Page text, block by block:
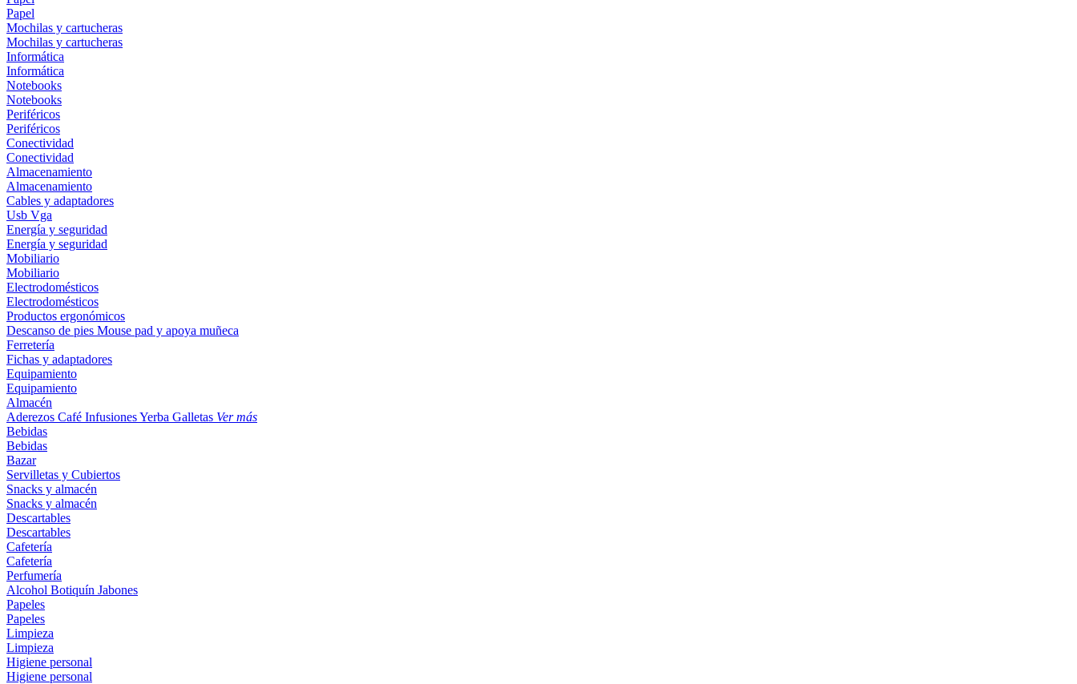
Papel
Mochilas y cartucheras
Mochilas y cartucheras
Informática
Informática
Notebooks
Notebooks
Periféricos
Periféricos
Conectividad
Conectividad
Almacenamiento
Almacenamiento
Cables y adaptadores
Usb Vga
Energía y seguridad
Energía y seguridad
Mobiliario
Mobiliario
Electrodomésticos
Electrodomésticos
Productos ergonómicos
Descanso de pies Mouse pad y apoya muñeca
Ferretería
Fichas y adaptadores
Equipamiento
Equipamiento
Almacén
Aderezos Café InfusionesYerba Galletas Ver más
Bebidas
Bebidas
Bazar
Servilletas y Cubiertos
Snacks y almacén
Snacks y almacén
Descartables
Descartables
Cafetería
Cafetería
Perfumería
Alcohol Botiquín Jabones
Papeles
Papeles
Limpieza
Limpieza
Higiene personal
Higiene personal